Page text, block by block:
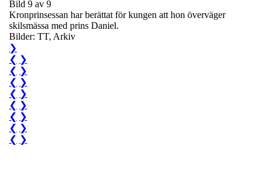
Bild 9 av 9
Kronprinsessan har berättat för kungen att hon överväger
skilsmässa med prins Daniel.
Bilder: TT, Arkiv
❯
❮ ❯
❮ ❯
❮ ❯
❮ ❯
❮ ❯
❮ ❯
❮ ❯
❮ ❯